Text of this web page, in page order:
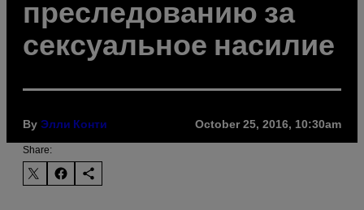
преследованию за
сексуальное насилие
By Элли Конти October 25, 2016, 10:30am
Share: